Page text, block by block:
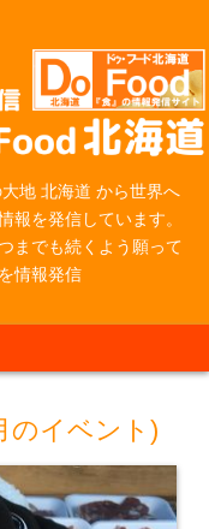
地 北海道 から世界へ
を発信しています。
までも続くよう願って
情報発信
のイベント)